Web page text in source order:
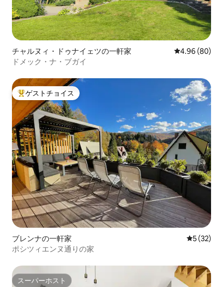
チャルヌィ・ドゥナイェツの一軒家 レビュー80件
4.96 (80)
ドメック・ナ・ブガイ
大好評のゲストチョイスです。
ゲストチョイス
ブレンナの一軒家 レビュー
5 (32)
ポシツィエンヌ通りの家
スーパーホスト
スーパーホスト